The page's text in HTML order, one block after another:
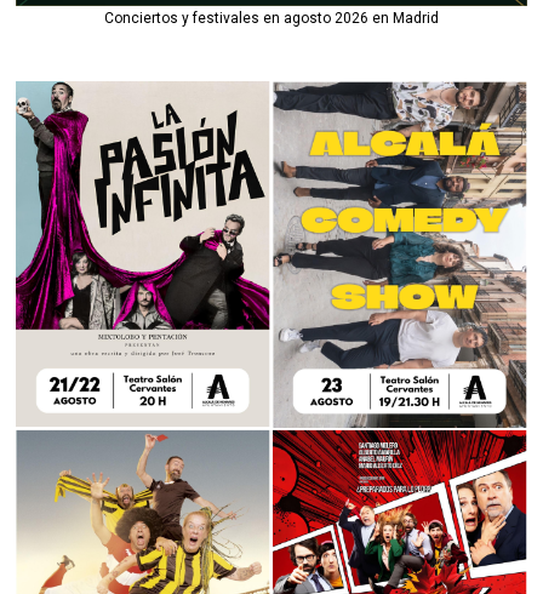
Conciertos y festivales en agosto 2026 en Madrid